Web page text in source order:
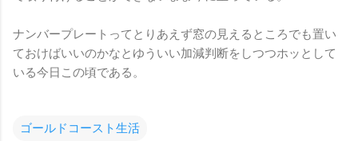
ナンバープレートってとりあえず窓の見えるところでも置い
ておけばいいのかなとゆういい加減判断をしつつホッとして
いる今日この頃である。
ゴールドコースト生活